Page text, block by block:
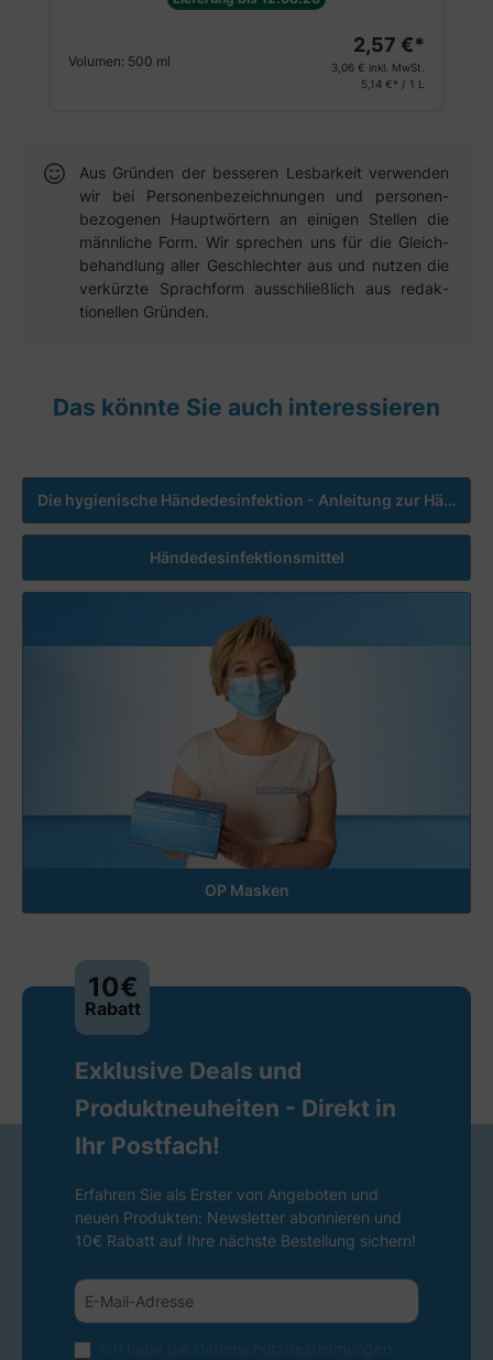
Volumen: 500 ml
2,57 €*
3,06 € inkl. MwSt.
5,14 €* / 1 L
Aus Gründen der besseren Lesbar­keit verwen­den
wir bei Personen­bezeich­nungen und personen­
bezogenen Haupt­wörtern an einigen Stellen die
männ­liche Form. Wir sprechen uns für die Gleich­
behandlung aller Geschlechter aus und nutzen die
verkürzte Sprach­form aus­schließ­lich aus redak­
tionellen Gründen.
Das könnte Sie auch interessieren
Die hygienische Händedesinfektion - Anleitung zur Händehygiene
Händedesinfektionsmittel
OP Masken
10€
Rabatt
Exklusive Deals und
Produktneuheiten - Direkt in
Ihr Postfach!
Erfahren Sie als Erster von Angeboten und
neuen Produkten: Newsletter abonnieren und
10€ Rabatt auf Ihre nächste Bestellung sichern!